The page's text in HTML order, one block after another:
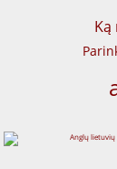
Ką